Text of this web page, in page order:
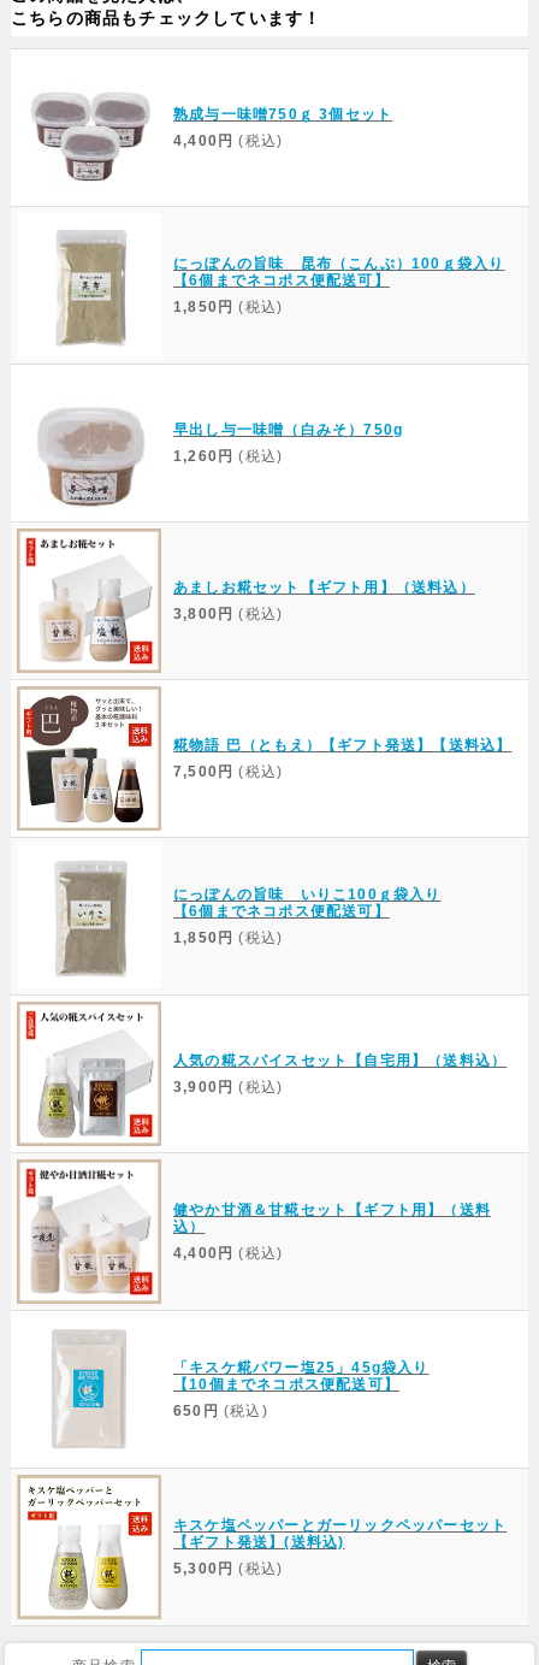
Site
こちらの商品もチェックしています！
熟成与一味噌750ｇ 3個セット
4,400円 (税込)
にっぽんの旨味 昆布（こんぶ）100ｇ袋入り
【6個までネコポス便配送可】
1,850円 (税込)
早出し与一味噌（白みそ）750g
1,260円 (税込)
あましお糀セット【ギフト用】（送料込）
3,800円 (税込)
糀物語 巴（ともえ）【ギフト発送】【送料込】
7,500円 (税込)
にっぽんの旨味 いりこ100ｇ袋入り
【6個までネコポス便配送可】
1,850円 (税込)
人気の糀スパイスセット【自宅用】（送料込）
3,900円 (税込)
健やか甘酒＆甘糀セット【ギフト用】（送料
込）
4,400円 (税込)
「キスケ糀パワー塩25」45g袋入り
【10個までネコポス便配送可】
650円 (税込)
キスケ塩ペッパーとガーリックペッパーセット
【ギフト発送】(送料込)
5,300円 (税込)